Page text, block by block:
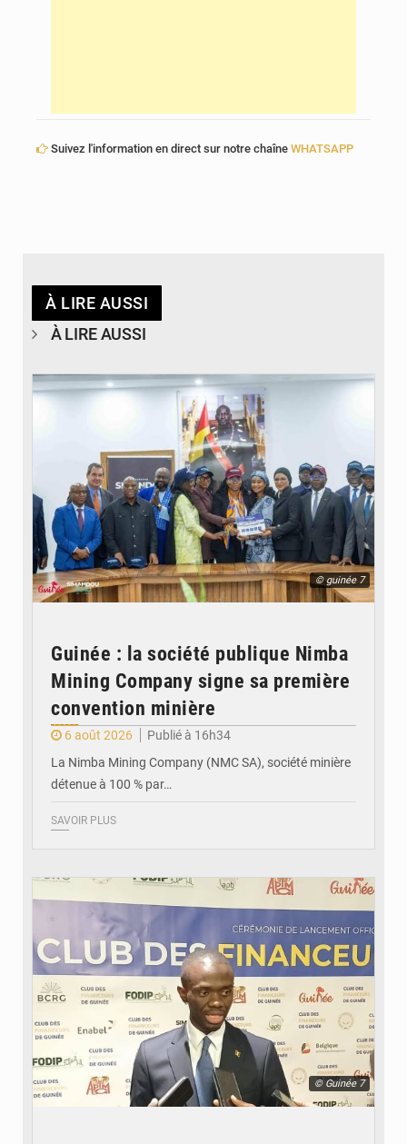
Suivez l'information en direct sur notre chaîne WHATSAPP
À LIRE AUSSI
À LIRE AUSSI
© guinée 7
Guinée : la société publique Nimba
Mining Company signe sa première
convention minière
6 août 2026
Publié à 16h34
La Nimba Mining Company (NMC SA), société minière
détenue à 100 % par…
SAVOIR PLUS
© Guinée 7